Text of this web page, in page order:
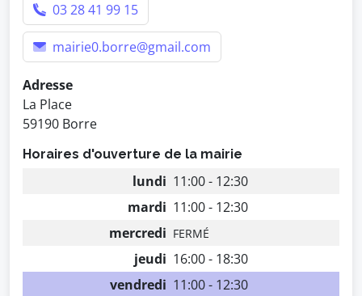
03 28 41 99 15
mairie0.borre@gmail.com
Adresse
La Place
59190 Borre
Horaires d'ouverture de la mairie
lundi 11:00 - 12:30
mardi 11:00 - 12:30
mercredi FERMÉ
jeudi 16:00 - 18:30
vendredi 11:00 - 12:30